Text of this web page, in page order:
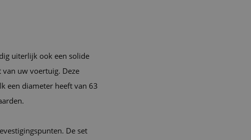
uiterlijk ook een solide
uw voertuig. Deze
een diameter heeft van 63
De set